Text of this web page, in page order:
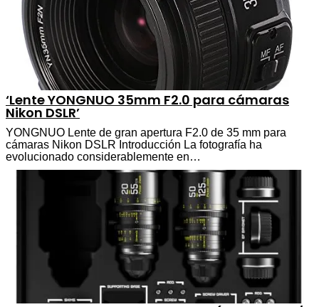
‘Lente YONGNUO 35mm F2.0 para cámaras
Nikon DSLR’
YONGNUO Lente de gran apertura F2.0 de 35 mm para
cámaras Nikon DSLR Introducción La fotografía ha
evolucionado considerablemente en…